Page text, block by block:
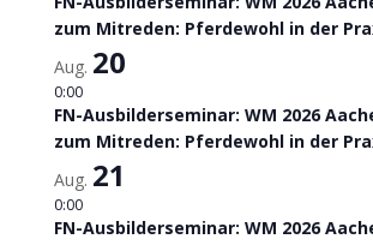
zum Mitreden: Pferdewohl in der
Aug. 20
0:00
FN-Ausbilderseminar: WM 2026
zum Mitreden: Pferdewohl in der
Aug. 21
0:00
FN-Ausbilderseminar: WM 2026